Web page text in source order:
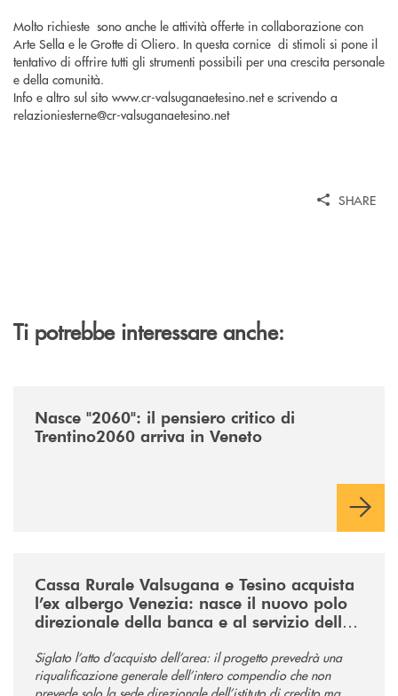
Molto richieste sono anche le attività offerte in collaborazione con
Arte Sella e le Grotte di Oliero. In questa cornice di stimoli si pone il
tentativo di offrire tutti gli strumenti possibili per una crescita personale
e della comunità.
Info e altro sul sito www.cr-valsuganaetesino.net e scrivendo a
relazioniesterne@cr-valsuganaetesino.net
SHARE
Ti potrebbe interessare anche:
Nasce "2060": il pensiero critico di
Trentino2060 arriva in Veneto
Cassa Rurale Valsugana e Tesino acquista
l’ex albergo Venezia: nasce il nuovo polo
direzionale della banca e al servizio della
Siglato l’atto d’acquisto dell’area: il progetto prevedrà una
riqualificazione generale dell’intero compendio che non
prevede solo la sede direzionale dell’istituto di credito ma